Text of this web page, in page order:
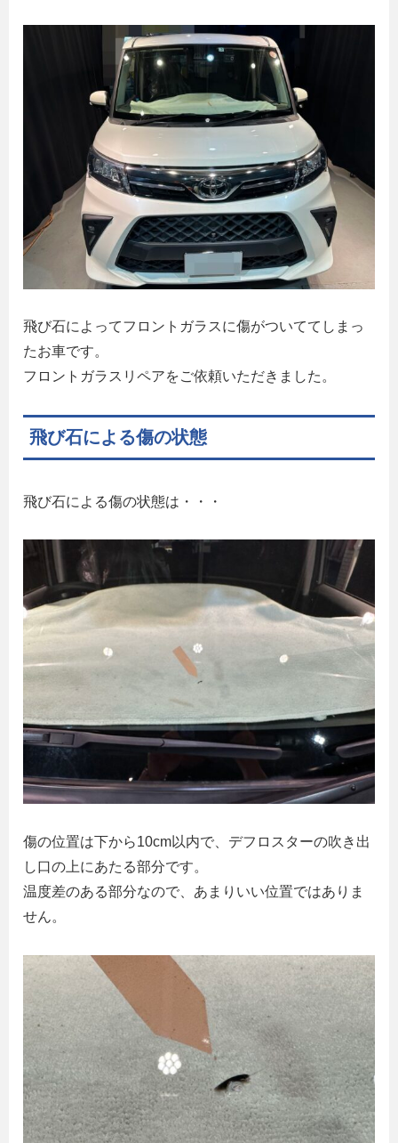
飛び石によってフロントガラスに傷がついててしまっ
たお車です。
フロントガラスリペアをご依頼いただきました。
飛び石による傷の状態
飛び石による傷の状態は・・・
傷の位置は下から10cm以内で、デフロスターの吹き出
し口の上にあたる部分です。
温度差のある部分なので、あまりいい位置ではありま
せん。